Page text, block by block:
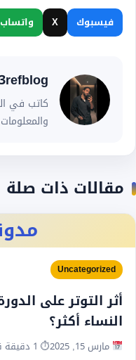
فيسبوك X واتساب
كاتب في
مقالات ذات صلة
Uncategorized
أثر التوتر على
النساء أكثر؟
مارس 15, 2025 ⏱ 1 دقيقة قراءة